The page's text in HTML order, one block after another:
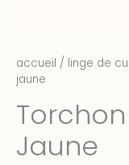
accueil / linge de
jaune
Torchon
Jaune